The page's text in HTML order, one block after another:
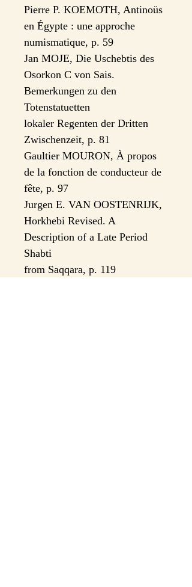
Pierre P. KOEMOTH, Antinoüs
en Égypte : une approche
numismatique, p. 59
Jan MOJE, Die Uschebtis des
Osorkon C von Sais.
Bemerkungen zu den
Totenstatuetten
lokaler Regenten der Dritten
Zwischenzeit, p. 81
Gaultier MOURON, À propos
de la fonction de conducteur de
fête, p. 97
Jurgen E. VAN OOSTENRIJK,
Horkhebi Revised. A
Description of a Late Period
Shabti
from Saqqara, p. 119